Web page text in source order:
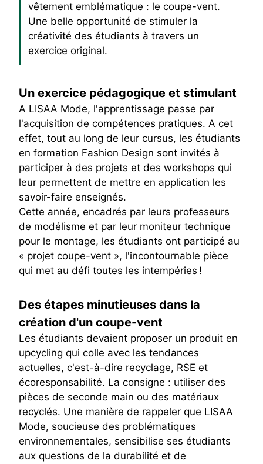
vêtement emblématique : le coupe-vent.
Une belle opportunité de stimuler la
créativité des étudiants à travers un
exercice original.
Un exercice pédagogique et stimulant
A LISAA Mode, l'apprentissage passe par
l'acquisition de compétences pratiques. A cet
effet, tout au long de leur cursus, les étudiants
en formation Fashion Design sont invités à
participer à des projets et des workshops qui
leur permettent de mettre en application les
savoir-faire enseignés.
Cette année, encadrés par leurs professeurs
de modélisme et par leur moniteur technique
pour le montage, les étudiants ont participé au
« projet coupe-vent », l'incontournable pièce
qui met au défi toutes les intempéries !
Des étapes minutieuses dans la
création d'un coupe-vent
Les étudiants devaient proposer un produit en
upcycling qui colle avec les tendances
actuelles, c'est-à-dire recyclage, RSE et
écoresponsabilité. La consigne : utiliser des
pièces de seconde main ou des matériaux
recyclés. Une manière de rappeler que LISAA
Mode, soucieuse des problématiques
environnementales, sensibilise ses étudiants
aux questions de la durabilité et de